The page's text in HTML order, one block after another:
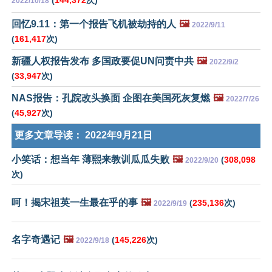
回忆9.11：第一个报告飞机被劫持的人 🖼️ 2022/9/11
(161,417次)
新疆人权报告发布 多国政要促UN问责中共 🖼️ 2022/9/2
(33,947次)
NAS报告：孔院改头换面 企图在美国死灰复燃 🖼️ 2022/7/26
(45,927次)
更多文章导读： 2022年9月21日
小笑话：想当年 薄熙来教训瓜瓜失败 🖼️ 2022/9/20 (308,098
次)
呵！揭宋祖英一生最在乎的事 🖼️ 2022/9/19 (235,136次)
名字奇遇记 🖼️ 2022/9/18 (145,226次)